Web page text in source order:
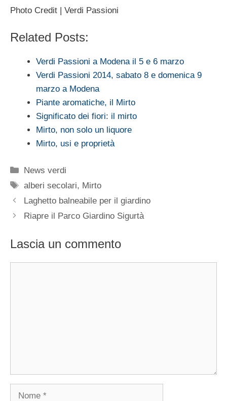
Photo Credit | Verdi Passioni
Related Posts:
Verdi Passioni a Modena il 5 e 6 marzo
Verdi Passioni 2014, sabato 8 e domenica 9
marzo a Modena
Piante aromatiche, il Mirto
Significato dei fiori: il mirto
Mirto, non solo un liquore
Mirto, usi e proprietà
Categorie
News verdi
Tag
alberi secolari, Mirto
Laghetto balneabile per il giardino
Riapre il Parco Giardino Sigurtà
Lascia un commento